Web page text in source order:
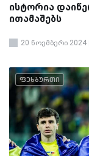
ისტორია
ითამაშებს
20 ნოემბერი 2024
ფეხბურთი